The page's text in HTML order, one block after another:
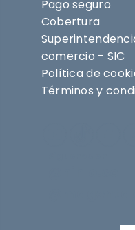
Pago seguro
Cobertura
comercio - SIC
Política de
Términos y